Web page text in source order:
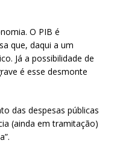
O PIB é
que, daqui a um
Já a possibilidade de
é esse desmonte
das despesas públicas
(ainda em tramitação)